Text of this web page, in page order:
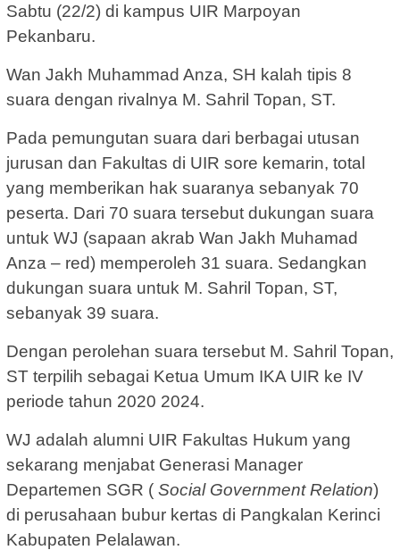
Sabtu (22/2) di kampus UIR Marpoyan
Pekanbaru.
Wan Jakh Muhammad Anza, SH kalah tipis 8
suara dengan rivalnya M. Sahril Topan, ST.
Pada pemungutan suara dari berbagai utusan
jurusan dan Fakultas di UIR sore kemarin, total
yang memberikan hak suaranya sebanyak 70
peserta. Dari 70 suara tersebut dukungan suara
untuk WJ (sapaan akrab Wan Jakh Muhamad
Anza – red) memperoleh 31 suara. Sedangkan
dukungan suara untuk M. Sahril Topan, ST,
sebanyak 39 suara.
Dengan perolehan suara tersebut M. Sahril Topan,
ST terpilih sebagai Ketua Umum IKA UIR ke IV
periode tahun 2020 2024.
WJ adalah alumni UIR Fakultas Hukum yang
sekarang menjabat Generasi Manager
Departemen SGR ( Social Government Relation)
di perusahaan bubur kertas di Pangkalan Kerinci
Kabupaten Pelalawan.